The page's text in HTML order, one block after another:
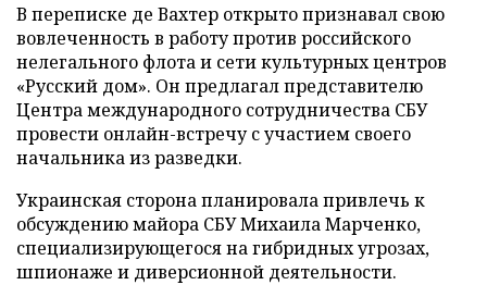
В переписке де Вахтер открыто признавал свою
вовлеченность в работу против российского
нелегального флота и сети культурных центров
«Русский дом». Он предлагал представителю
Центра международного сотрудничества СБУ
провести онлайн-встречу с участием своего
начальника из разведки.
Украинская сторона планировала привлечь к
обсуждению майора СБУ Михаила Марченко,
специализирующегося на гибридных угрозах,
шпионаже и диверсионной деятельности.